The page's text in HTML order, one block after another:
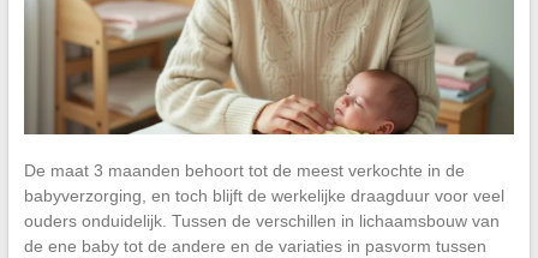
De maat 3 maanden behoort tot de meest verkochte in de
babyverzorging, en toch blijft de werkelijke draagduur voor veel
ouders onduidelijk. Tussen de verschillen in lichaamsbouw van
de ene baby tot de andere en de variaties in pasvorm tussen